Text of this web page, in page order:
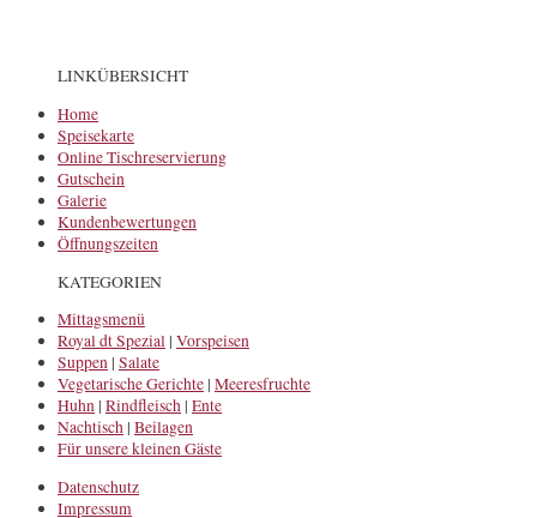
LINKÜBERSICHT
Home
Speisekarte
Online Tischreservierung
Gutschein
Galerie
Kundenbewertungen
Öffnungszeiten
KATEGORIEN
Mittagsmenü
Royal dt Spezial | Vorspeisen
Suppen | Salate
Vegetarische Gerichte | Meeresfruchte
Huhn | Rindfleisch | Ente
Nachtisch | Beilagen
Für unsere kleinen Gäste
Datenschutz
Impressum